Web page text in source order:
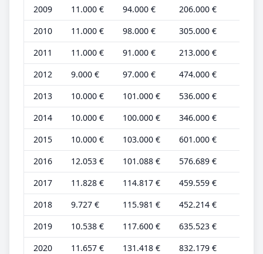
2009
11.000 € 94.000 € 206.000 €
2010
11.000 € 98.000 € 305.000 €
2011
11.000 € 91.000 € 213.000 €
2012
9.000 € 97.000 € 474.000 €
2013
10.000 € 101.000 € 536.000 €
2014
10.000 € 100.000 € 346.000 €
2015
10.000 € 103.000 € 601.000 €
2016
12.053 € 101.088 € 576.689 €
2017
11.828 € 114.817 € 459.559 €
2018
9.727 € 115.981 € 452.214 €
2019
10.538 € 117.600 € 635.523 €
2020
11.657 € 131.418 € 832.179 €